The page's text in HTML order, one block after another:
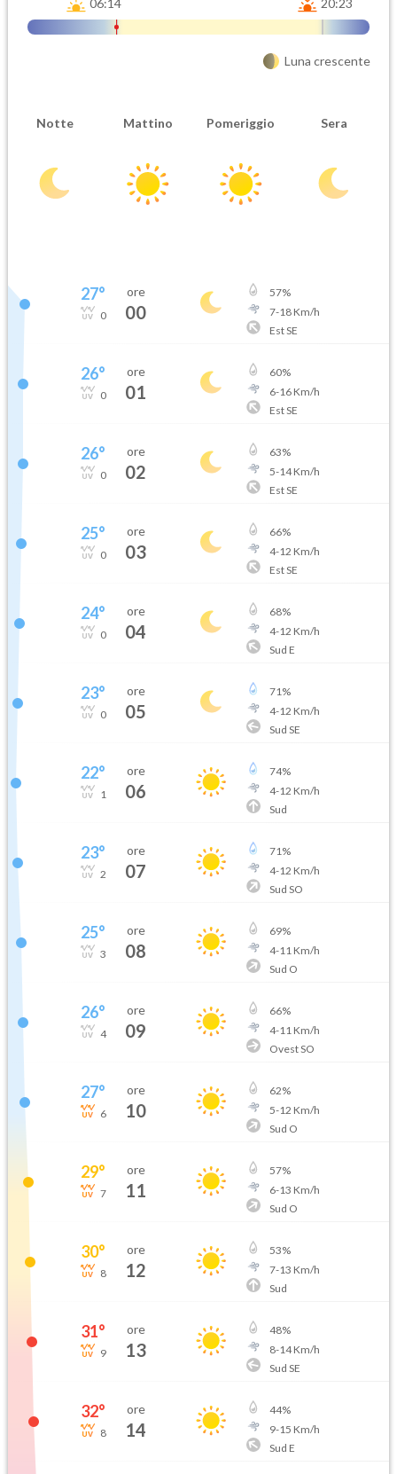
06:14 20:23
Luna crescente
Notte Mattino Pomeriggio Sera
27°
0
ore
00
57%
7-18Km/h
Est SE
26°
0
ore
01
60%
6-16Km/h
Est SE
26°
0
ore
02
63%
5-14Km/h
Est SE
25°
0
ore
03
66%
4-12 Km/h
Est SE
24°
0
ore
04
68%
4-12 Km/h
Sud E
23°
0
ore
05
71%
4-12 Km/h
Sud SE
22°
1
ore
06
74%
4-12 Km/h
Sud
23°
2
ore
07
71%
4-12 Km/h
Sud SO
25°
3
ore
08
69%
4-11 Km/h
Sud O
26°
4
ore
09
66%
4-11 Km/h
Ovest SO
27°
6
ore
10
62%
5-12 Km/h
Sud O
29°
7
ore
11
57%
6-13 Km/h
Sud O
30°
8
ore
12
53%
7-13 Km/h
Sud
31°
9
ore
13
48%
8-14Km/h
Sud SE
32°
8
ore
14
44%
9-15 Km/h
Sud E